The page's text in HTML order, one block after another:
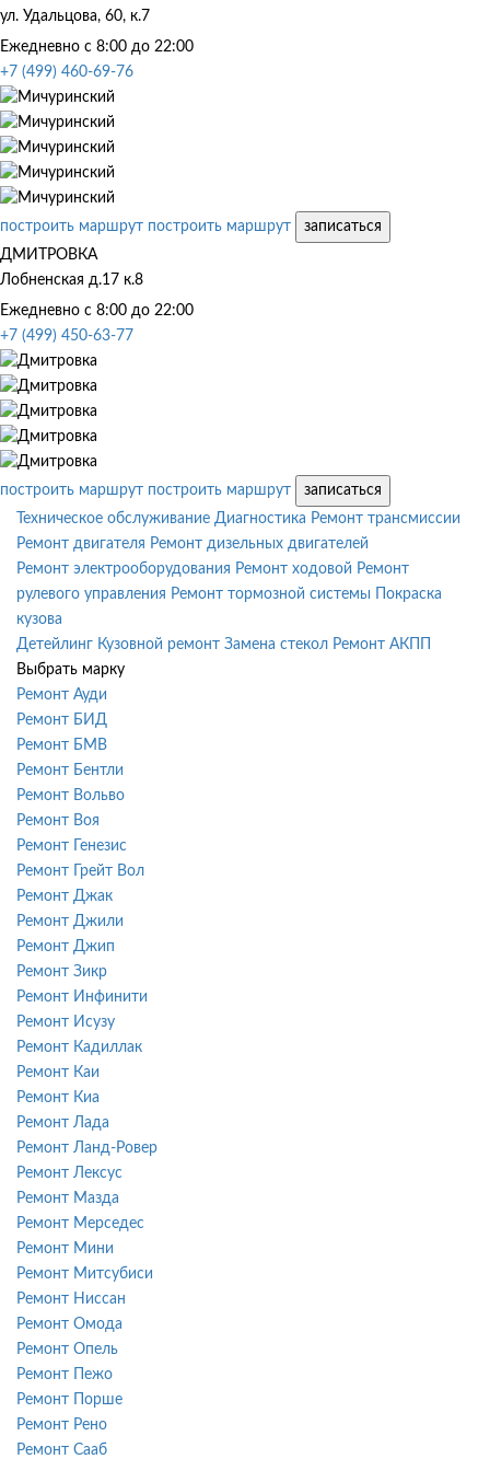
ул. Удальцова, 60, к.7
Ежедневно с 8:00 до 22:00
+7 (499) 460-69-76
построить маршрут построить маршрут
записаться
ДМИТРОВКА
Лобненская д.17 к.8
Ежедневно с 8:00 до 22:00
+7 (499) 450-63-77
построить маршрут построить маршрут
записаться
Техническое обслуживание Диагностика Ремонт трансмиссии
Ремонт двигателя Ремонт дизельных двигателей
Ремонт электрооборудования Ремонт ходовой Ремонт
рулевого управления Ремонт тормозной системы
Покраска
кузова
Детейлинг Кузовной ремонт Замена стекол Ремонт АКПП
Выбрать марку
Ремонт Ауди
Ремонт БИД
Ремонт БМВ
Ремонт Бентли
Ремонт Вольво
Ремонт Воя
Ремонт Генезис
Ремонт Грейт Вол
Ремонт Джак
Ремонт Джили
Ремонт Джип
Ремонт Зикр
Ремонт Инфинити
Ремонт Исузу
Ремонт Кадиллак
Ремонт Каи
Ремонт Киа
Ремонт Лада
Ремонт Ланд-Ровер
Ремонт Лексус
Ремонт Мазда
Ремонт Мерседес
Ремонт Мини
Ремонт Митсубиси
Ремонт Ниссан
Ремонт Омода
Ремонт Опель
Ремонт Пежо
Ремонт Порше
Ремонт Рено
Ремонт Сааб